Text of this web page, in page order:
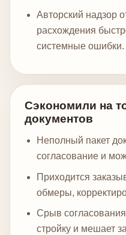
Авторский надзор
расхождения
системные ошибки.
Сэкономили на
документов
Неполный пакет
согласование и
Приходится
обмеры,
Срыв
стройку и мешает